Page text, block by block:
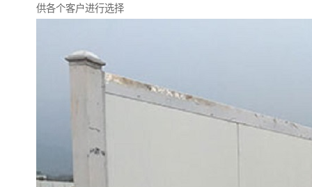
供各个客户进行选择